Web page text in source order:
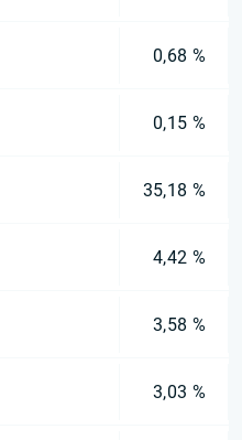
0,68 %
0,15 %
35,18 %
4,42 %
3,58 %
3,03 %